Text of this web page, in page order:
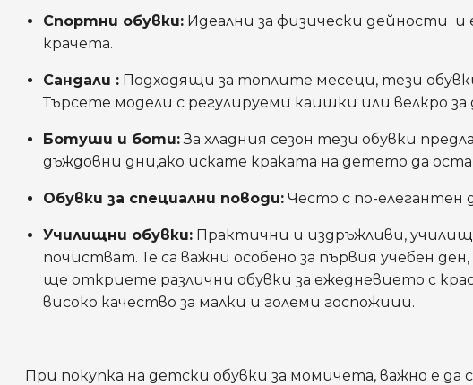
Спортни обувки:Идеални за физически дейности и
крачета.
Сандали :Подходящи за топлите месеци, тези
Търсете модели с регулируеми каишки или велкро за
Ботуши и боти:За хладния сезон тези обувки
дъждовни дни,ако искате краката на детето да
Обувки за специални поводи:Често с по-елегантен
Училищни обувки:Практични и издръжливи,
почистват. Те са важни особено за първия учебен
ще откриете различни обувки за ежедневието с
високо качество за малки и големи госпожици.
При покупка на детски обувки за момичета, важно е